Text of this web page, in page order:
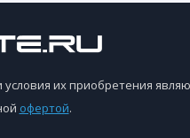
их приобретения
офертой.